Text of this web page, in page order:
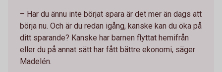
– Har du ännu inte börjat spara är det mer än dags att
börja nu. Och är du redan igång, kanske kan du öka på
ditt sparande? Kanske har barnen flyttat hemifrån
eller du på annat sätt har fått bättre ekonomi, säger
Madelén.